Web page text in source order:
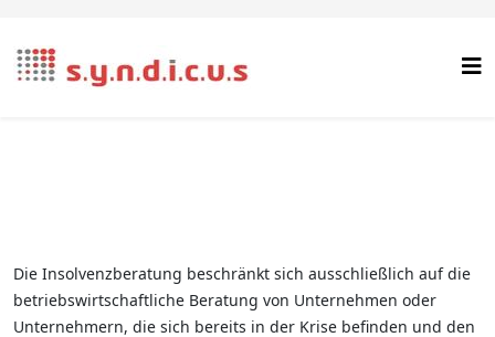
Die Insolvenzberatung beschränkt sich ausschließlich auf die
betriebswirtschaftliche Beratung von Unternehmen oder
Unternehmern, die sich bereits in der Krise befinden und den